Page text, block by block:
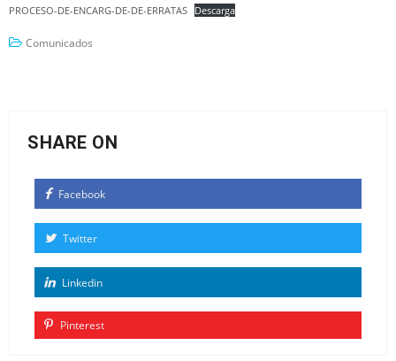
PROCESO-DE-ENCARG-DE-DE-ERRATAS Descarga
Comunicados
SHARE ON
Facebook
Twitter
Linkedin
Pinterest